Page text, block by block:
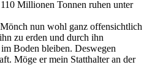
Millionen Tonnen ruhen unter
nun wohl ganz offensichtlich
zu erden und durch ihn
Boden bleiben. Deswegen
Möge er mein Statthalter an der